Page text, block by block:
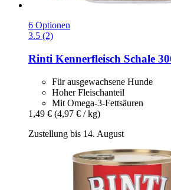
6 Optionen
3.5 (2)
Rinti Kennerfleisch Schale
Für ausgewachsene Hunde
Hoher Fleischanteil
Mit Omega-3-Fettsäuren
1,49 € (4,97 € / kg)
Zustellung bis 14. August